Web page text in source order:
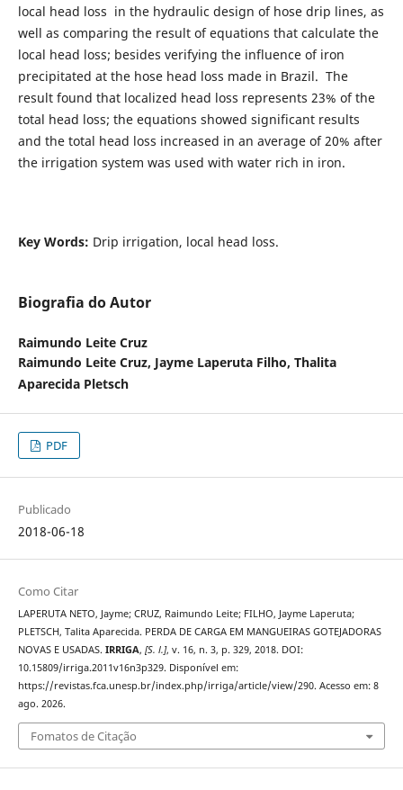
local head loss in the hydraulic design of hose drip lines, as
well as comparing the result of equations that calculate the
local head loss; besides verifying the influence of iron
precipitated at the hose head loss made in Brazil. The
result found that localized head loss represents 23% of the
total head loss; the equations showed significant results
and the total head loss increased in an average of 20% after
the irrigation system was used with water rich in iron.
Key Words: Drip irrigation, local head loss.
Biografia do Autor
Raimundo Leite Cruz
Raimundo Leite Cruz, Jayme Laperuta Filho, Thalita
Aparecida Pletsch
PDF
Publicado
2018-06-18
Como Citar
LAPERUTA NETO, Jayme; CRUZ, Raimundo Leite; FILHO, Jayme Laperuta;
PLETSCH, Talita Aparecida. PERDA DE CARGA EM MANGUEIRAS GOTEJADORAS
NOVAS E USADAS. IRRIGA, [S. l.], v. 16, n. 3, p. 329, 2018. DOI:
10.15809/irriga.2011v16n3p329. Disponível em:
https://revistas.fca.unesp.br/index.php/irriga/article/view/290. Acesso em: 8
ago. 2026.
Fomatos de Citação